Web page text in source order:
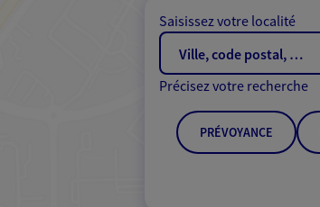
Saisissez votre localité
Précisez votre recherche
PRÉVOYANCE